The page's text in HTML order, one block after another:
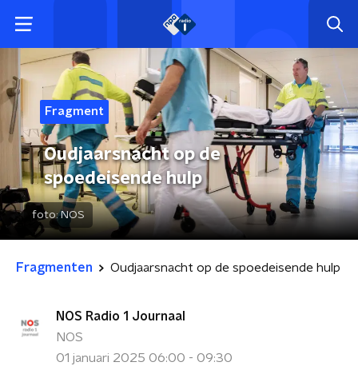
Fragment
Oudjaarsnacht op de
spoedeisende hulp
foto:NOS
Fragmenten Oudjaarsnacht op de spoedeisende hulp
NOS Radio 1 Journaal
NOS
01 januari 2025 06:00 - 09:30